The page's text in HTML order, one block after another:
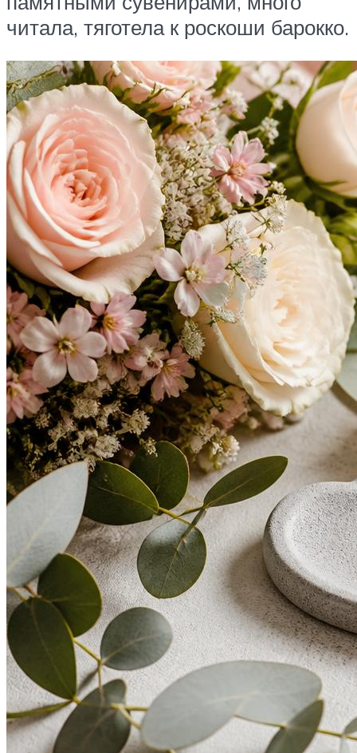
читала, тяготела к роскоши барокко.